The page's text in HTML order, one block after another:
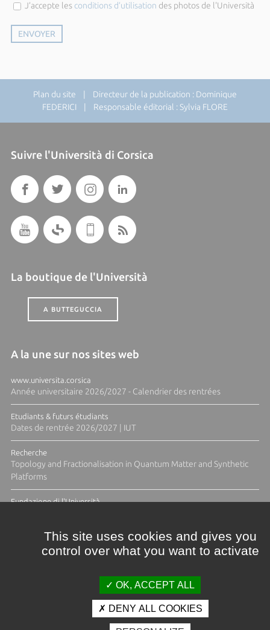
J’accepte les conditions d’utilisation des photos de l'Università
Plan du site | Directeur de la publication : Dominique
FEDERICI | Responsable éditorial : Sylvia FLORE
Suivre l'Università di Corsica
La boutique de l'Università
A BUTTEGUCCIA
A la une sur nos sites web
www.universita.corsica
Année universitaire 2026/2027 - Calendrier des rentrées
Etudiants & futurs étudiants
Dates de rentrée 2026/2027 | IUT
Recherche
Topology and Fractionalisation in Quantum Matter and Synthetic
Platforms
Fundazione di l'Università
Crédits et mentions légales
This site uses cookies and gives you
control over what you want to activate
OK, ACCEPT ALL
DENY ALL COOKIES